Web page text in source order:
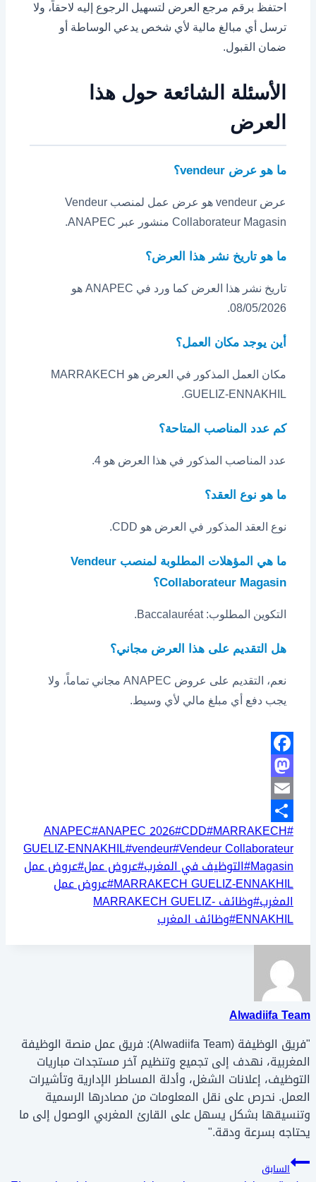
احتفظ برقم مرجع العرض لتسهيل الرجوع إليه لاحقاً، ولا
ترسل أي مبالغ مالية لأي شخص يدعي الوساطة أو
ضمان القبول.
الأسئلة الشائعة حول هذا
العرض
ما هو عرض vendeur؟
عرض vendeur هو عرض عمل لمنصب Vendeur
Collaborateur Magasin منشور عبر ANAPEC.
ما هو تاريخ نشر هذا العرض؟
تاريخ نشر هذا العرض كما ورد في ANAPEC هو
08/05/2026.
أين يوجد مكان العمل؟
مكان العمل المذكور في العرض هو MARRAKECH
GUELIZ-ENNAKHIL.
كم عدد المناصب المتاحة؟
عدد المناصب المذكور في هذا العرض هو 4.
ما هو نوع العقد؟
نوع العقد المذكور في العرض هو CDD.
ما هي المؤهلات المطلوبة لمنصب Vendeur
Collaborateur Magasin؟
التكوين المطلوب: Baccalauréat.
هل التقديم على هذا العرض مجاني؟
نعم، التقديم على عروض ANAPEC مجاني تماماً، ولا
يجب دفع أي مبلغ مالي لأي وسيط.
Facebook
Mastodon
Email
Share
وسوم
المقال:
#
ANAPEC#ANAPEC 2026#CDD#MARRAKECH
GUELIZ-ENNAKHIL#vendeur#Vendeur Collaborateur
Magasin
#التوظيف في المغرب#عروض عمل#عروض عمل
MARRAKECH GUELIZ-ENNAKHIL
#عروض عمل
المغرب#
وظائف MARRAKECH GUELIZ-
ENNAKHIL
#وظائف المغرب
Alwadiifa Team
"فريق الوظيفة (Alwadiifa Team): فريق عمل منصة الوظيفة
المغربية، نهدف إلى تجميع وتنظيم آخر مستجدات مباريات
التوظيف، إعلانات الشغل، وأدلة المساطر الإدارية وتأشيرات
العمل. نحرص على نقل المعلومات من مصادرها الرسمية
وتنسيقها بشكل يسهل على القارئ المغربي الوصول إلى ما
يحتاجه بسرعة ودقة."
تصفّح
السابق